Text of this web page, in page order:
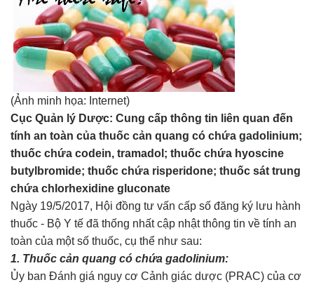
(Ảnh minh họa: Internet)
Cục Quản lý Dược: Cung cấp thông tin liên quan đến
tính an toàn của thuốc cản quang có chứa gadolinium;
thuốc chứa codein, tramadol; thuốc chứa hyoscine
butylbromide; thuốc chứa risperidone; thuốc sát trung
chứa chlorhexidine gluconate
Ngày 19/5/2017, Hội đồng tư vấn cấp số đăng ký lưu hành
thuốc - Bộ Y tế đã thống nhất cập nhật thông tin về tính an
toàn của một số thuốc, cụ thể như sau:
1. Thuốc cản quang có chứa gadolinium:
Ủy ban Đánh giá nguy cơ Cảnh giác dược (PRAC) của cơ